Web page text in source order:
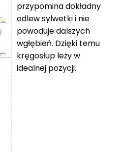
przypomina dokładny
odlew sylwetki i nie
powoduje dalszych
wgłębień. Dzięki temu
kręgosłup leży w
idealnej pozycji.